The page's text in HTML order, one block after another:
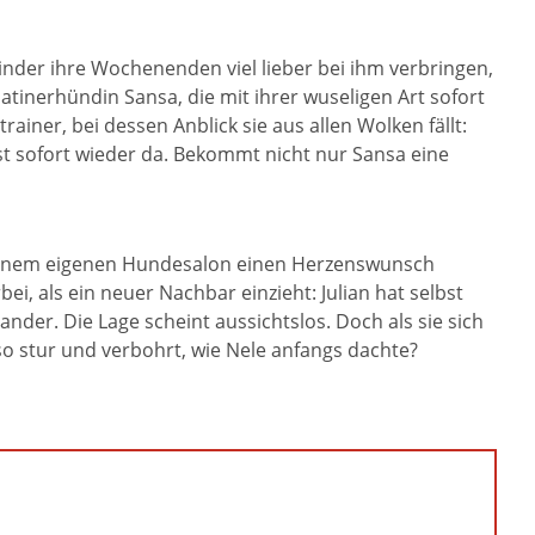
ihre Wochenenden viel lieber bei ihm verbringen,
Sansa, die mit ihrer wuseligen Art sofort
bei dessen Anblick sie aus allen Wolken fällt:
sofort wieder da. Bekommt nicht nur Sansa eine
eigenen Hundesalon einen Herzenswunsch
als ein neuer Nachbar einzieht: Julian hat selbst
Die Lage scheint aussichtslos. Doch als sie sich
stur und verbohrt, wie Nele anfangs dachte?